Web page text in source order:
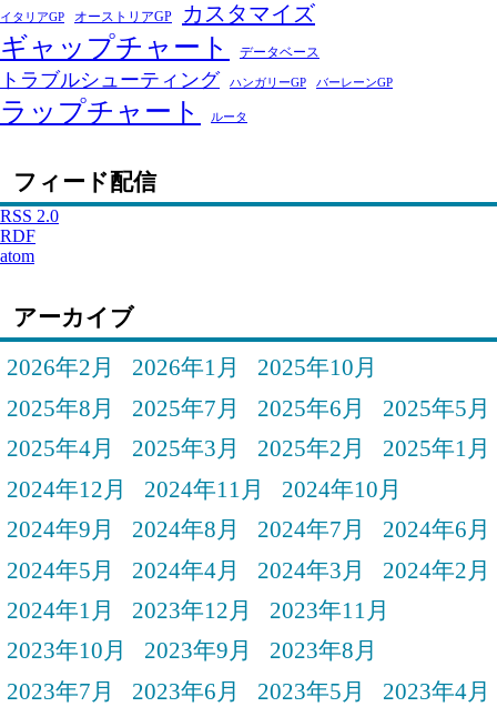
イタリアGP オーストリアGP カスタマイズ
ギャップチャート データベース
トラブルシューティング ハンガリーGP バーレーンGP
ラップチャート ルータ
フィード配信
RSS 2.0
RDF
atom
アーカイブ
2026年2月
2026年1月
2025年10月
2025年8月
2025年7月 2025年6月
2025年5月
2025年4月
2025年3月 2025年2月
2025年1月
2024年12月
2024年11月
2024年10月
2024年9月
2024年8月 2024年7月
2024年6月
2024年5月
2024年4月 2024年3月
2024年2月
2024年1月
2023年12月
2023年11月
2023年10月
2023年9月
2023年8月
2023年7月
2023年6月 2023年5月
2023年4月